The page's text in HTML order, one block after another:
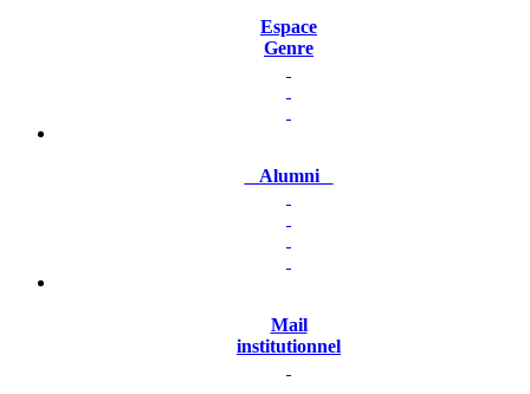
Espace
Genre
Alumni
Mail
institutionnel